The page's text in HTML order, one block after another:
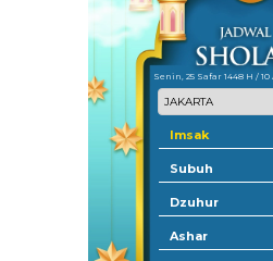
Senin, 25 Safar 1448 H /
Imsak
Subuh
Dzuhur
Ashar